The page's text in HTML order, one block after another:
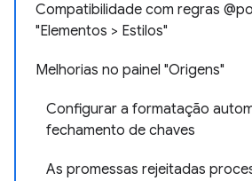
Compatibilidade com regras
"Elementos > Estilos"
Melhorias no painel "Origens"
Configurar a formatação
fechamento de chaves
As promessas rejeitadas